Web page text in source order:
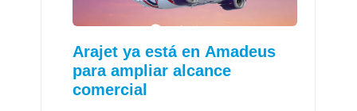
Arajet ya está en Amadeus
para ampliar alcance
comercial